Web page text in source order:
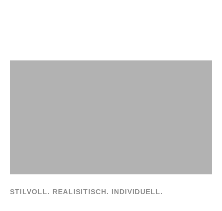
STILVOLL. REALISITISCH. INDIVIDUELL.